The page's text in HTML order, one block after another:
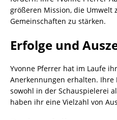
größeren Mission, die Umwelt
Gemeinschaften zu stärken.
Erfolge und
Yvonne Pferrer hat im Laufe
Anerkennungen erhalten. Ihre
sowohl in der Schauspielerei
haben ihr eine Vielzahl von